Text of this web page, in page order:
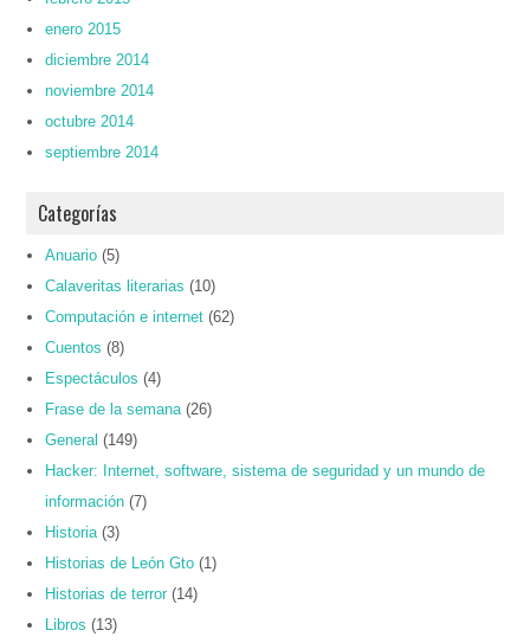
enero 2015
diciembre 2014
noviembre 2014
octubre 2014
septiembre 2014
Categorías
Anuario (5)
Calaveritas literarias (10)
Computación e internet (62)
Cuentos (8)
Espectáculos (4)
Frase de la semana(26)
General (149)
Hacker: Internet, software, sistema de seguridad y un mundo de
información (7)
Historia(3)
Historias de León Gto (1)
Historias de terror (14)
Libros (13)